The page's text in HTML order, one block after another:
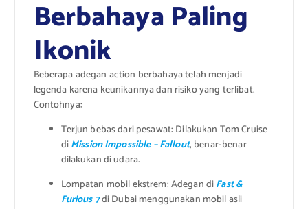
Berbahaya Paling
Ikonik
Beberapa adegan action berbahaya telah menjadi
legenda karena keunikannya dan risiko yang terlibat.
Contohnya:
Terjun bebas dari pesawat: Dilakukan Tom Cruise
diMission Impossible – Fallout, benar-benar
dilakukan di udara.
Lompatan mobil ekstrem: Adegan diFast &
Furious 7di Dubai menggunakan mobil asli